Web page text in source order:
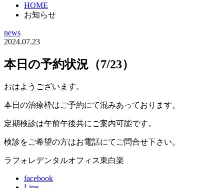
HOME
お知らせ
news
2024.07.23
本日の予約状況（7/23）
おはようございます。
本日の治療枠はご予約にて混みあっております。
定期検診は午前午後共にご案内可能です。
検診をご希望の方はお電話にてご問合せ下さい。
ラフォレデンタルオフィス東白楽
facebook